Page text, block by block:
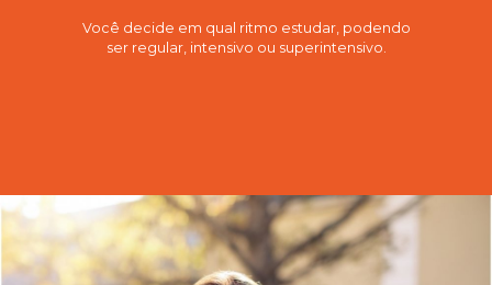
Você decide em qual ritmo estudar, podendo
ser regular, intensivo ou superintensivo.